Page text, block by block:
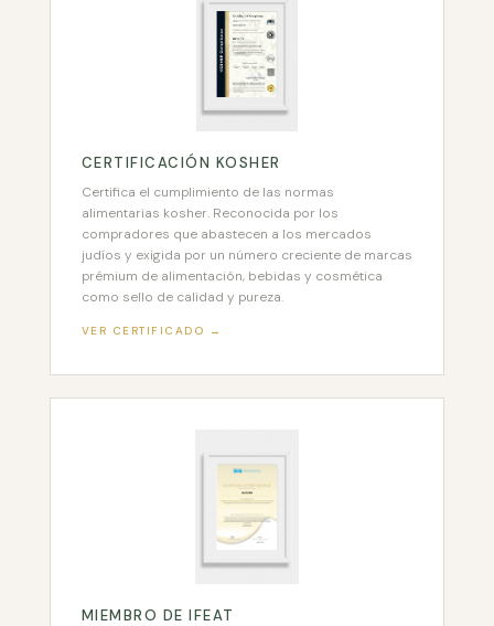
CERTIFICACIÓN KOSHER
Certifica el cumplimiento de las normas
alimentarias kosher. Reconocida por los
compradores que abastecen a los mercados
judíos y exigida por un número creciente de marcas
prémium de alimentación, bebidas y cosmética
como sello de calidad y pureza.
VER CERTIFICADO →
MIEMBRO DE IFEAT